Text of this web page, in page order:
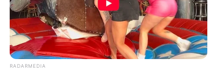
RADARMEDIA